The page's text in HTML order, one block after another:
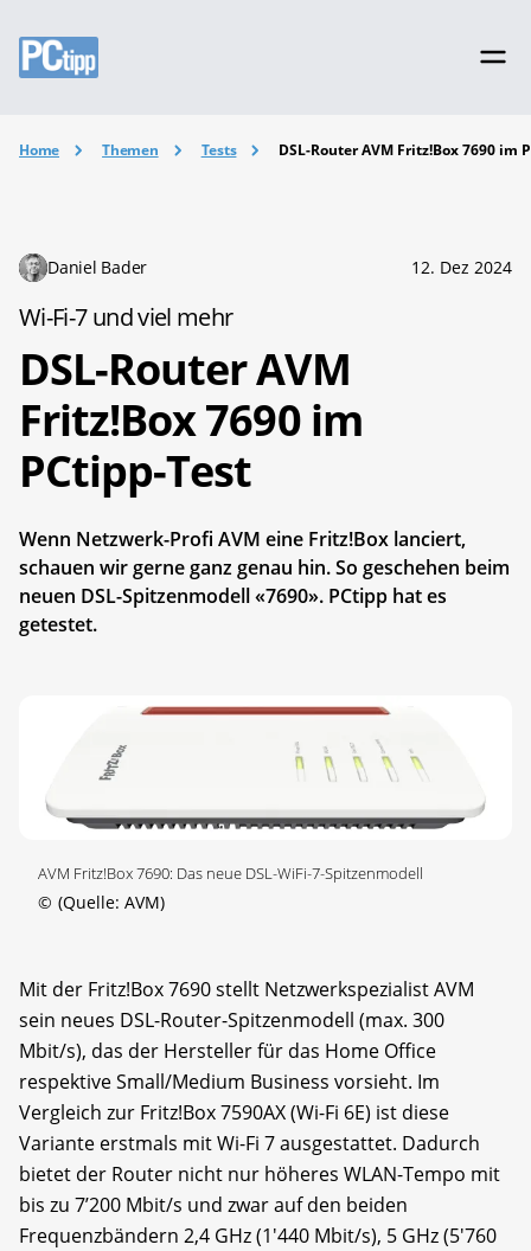
Home Themen Tests DSL-Router AVM Fritz!Box 7690 im
Daniel Bader 12. Dez 2024
Wi-Fi-7 und viel mehr
DSL-Router AVM
Fritz!Box 7690 im
PCtipp-Test
Wenn Netzwerk-Profi AVM eine Fritz!Box lanciert,
schauen wir gerne ganz genau hin. So geschehen beim
neuen DSL-Spitzenmodell «7690». PCtipp hat es
getestet.
AVM Fritz!Box 7690: Das neue DSL-WiFi-7-Spitzenmodell
© (Quelle: AVM)
Mit der Fritz!Box 7690 stellt Netzwerkspezialist AVM
sein neues DSL-Router-Spitzenmodell (max. 300
Mbit/s), das der Hersteller für das Home Office
respektive Small/Medium Business vorsieht. Im
Vergleich zur Fritz!Box 7590AX (Wi-Fi 6E) ist diese
Variante erstmals mit Wi-Fi 7 ausgestattet. Dadurch
bietet der Router nicht nur höheres WLAN-Tempo mit
bis zu 7’200 Mbit/s und zwar auf den beiden
Frequenzbändern 2,4 GHz (1'440 Mbit/s), 5 GHz (5'760